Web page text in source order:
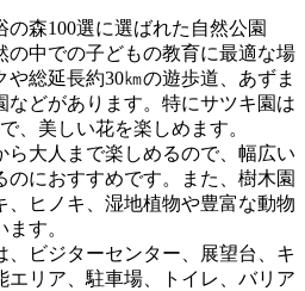
の森100選に選ばれた自然公園
の中での子どもの教育に最適な場
総延長約30㎞の遊歩道、あずま
などがあります。特にサツキ園は
、美しい花を楽しめます。
ら大人まで楽しめるので、幅広い
のにおすすめです。また、樹木園
、ヒノキ、湿地植物や豊富な動物
す。
ビジターセンター、展望台、キ
エリア、駐車場、トイレ、バリア